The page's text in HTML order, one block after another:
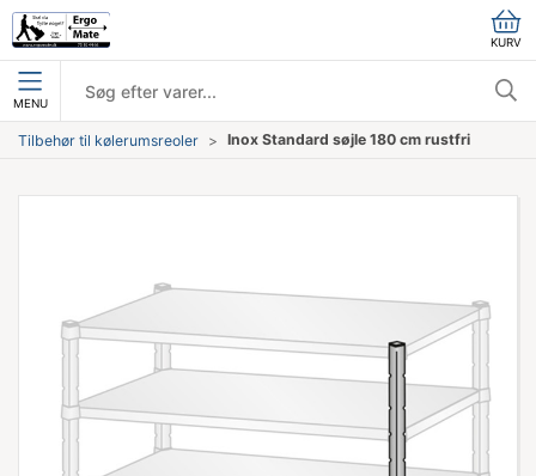
KURV
MENU
Tilbehør til kølerumsreoler Inox Standard søjle 180 cm rustfri